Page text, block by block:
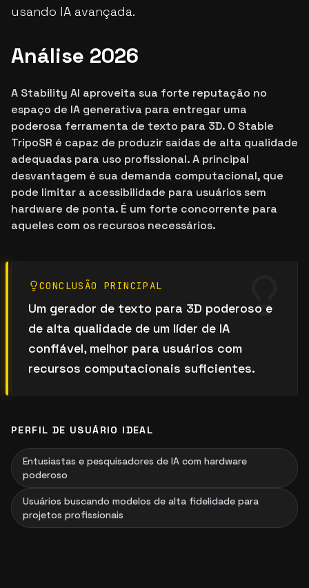
usando IA avançada.
Análise 2026
A Stability AI aproveita sua forte reputação no
espaço de IA generativa para entregar uma
poderosa ferramenta de texto para 3D. O Stable
TripoSR é capaz de produzir saídas de alta qualidade
adequadas para uso profissional. A principal
desvantagem é sua demanda computacional, que
pode limitar a acessibilidade para usuários sem
hardware de ponta. É um forte concorrente para
aqueles com os recursos necessários.
CONCLUSÃO PRINCIPAL
Um gerador de texto para 3D poderoso e
de alta qualidade de um líder de IA
confiável, melhor para usuários com
recursos computacionais suficientes.
PERFIL DE USUÁRIO IDEAL
Entusiastas e pesquisadores de IA com hardware
poderoso
Usuários buscando modelos de alta fidelidade para
projetos profissionais